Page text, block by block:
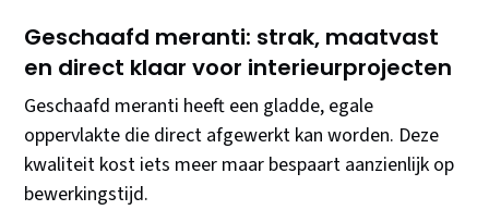
Geschaafd meranti: strak, maatvast
en direct klaar voor interieurprojecten
Geschaafd meranti heeft een gladde, egale
oppervlakte die direct afgewerkt kan worden. Deze
kwaliteit kost iets meer maar bespaart aanzienlijk op
bewerkingstijd.